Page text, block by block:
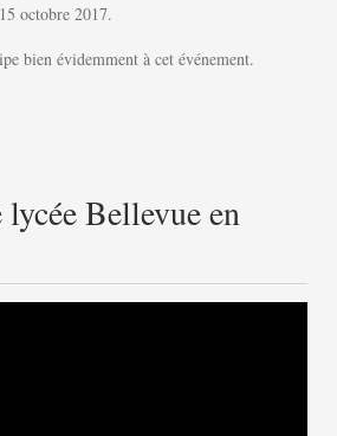
octobre 2017.
bien évidemment à cet événement.
Bellevue en